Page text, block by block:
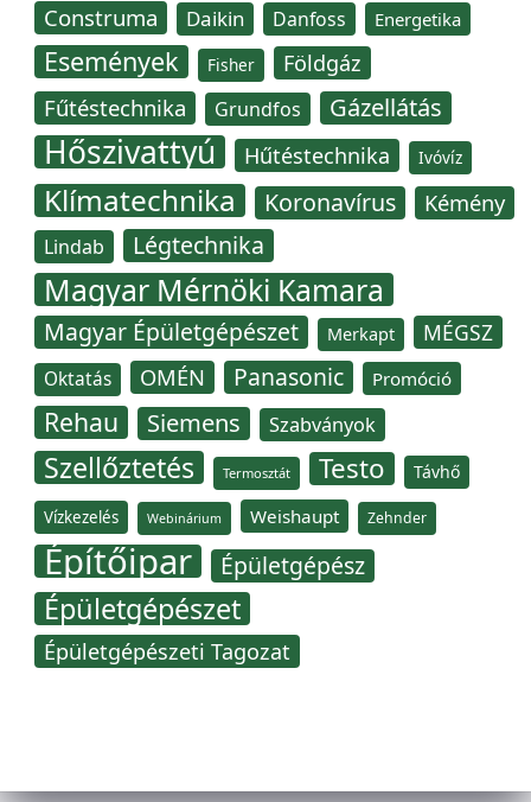
Construma Daikin Danfoss Energetika
Események Fisher Földgáz
Fűtéstechnika Grundfos Gázellátás
Hőszivattyú Hűtéstechnika Ivóvíz
Klímatechnika Koronavírus Kémény
Lindab Légtechnika
Magyar Mérnöki Kamara
Magyar Épületgépészet Merkapt MÉGSZ
Oktatás OMÉN Panasonic Promóció
Rehau Siemens Szabványok
Szellőztetés Termosztát Testo Távhő
Vízkezelés Webinárium Weishaupt Zehnder
Építőipar Épületgépész
Épületgépészet
Épületgépészeti Tagozat